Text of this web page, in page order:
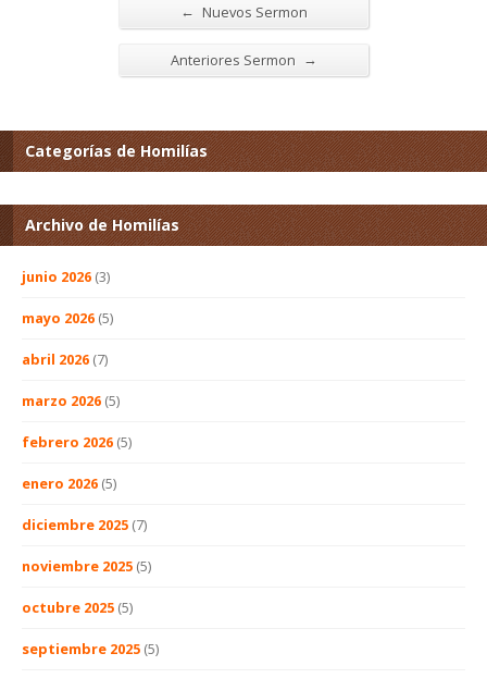
← Nuevos Sermon
Anteriores Sermon →
Categorías de Homilías
Archivo de Homilías
junio 2026 (3)
mayo 2026 (5)
abril 2026 (7)
marzo 2026 (5)
febrero 2026 (5)
enero 2026 (5)
diciembre 2025 (7)
noviembre 2025 (5)
octubre 2025 (5)
septiembre 2025 (5)